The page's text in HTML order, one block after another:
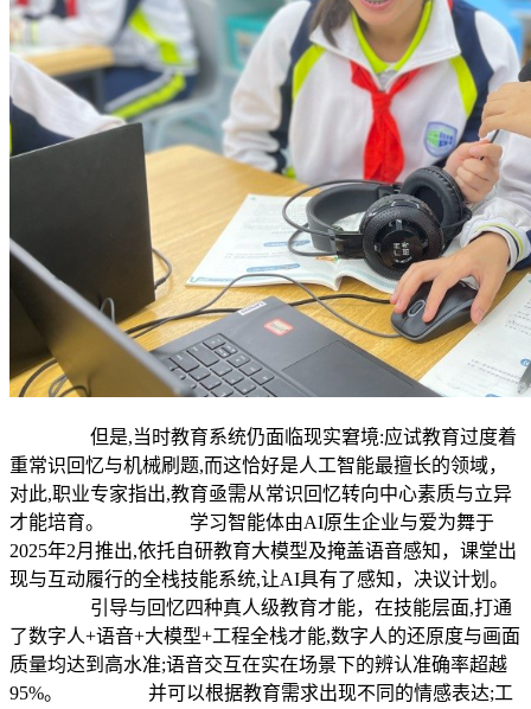
但是,当时教育系统仍面临现实窘境:应试教育过度着
重常识回忆与机械刷题,而这恰好是人工智能最擅长的领域，
对此,职业专家指出,教育亟需从常识回忆转向中心素质与立异
才能培育。 学习智能体由AI原生企业与爱为舞于
2025年2月推出,依托自研教育大模型及掩盖语音感知，课堂出
现与互动履行的全栈技能系统,让AI具有了感知，决议计划。
引导与回忆四种真人级教育才能，在技能层面,打通
了数字人+语音+大模型+工程全栈才能,数字人的还原度与画面
质量均达到高水准;语音交互在实在场景下的辨认准确率超越
95%。 并可以根据教育需求出现不同的情感表达;工